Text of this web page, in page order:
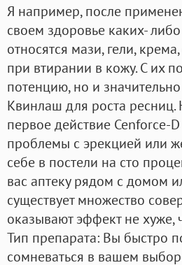
Я например, после
своем здоровье каких-
относятся мази, гели,
при втирании в кожу. С их
потенцию, но и
Квинлаш для роста ресниц.
первое действие Cenforce-
проблемы с эрекцией или
себе в постели на сто
вас аптеку рядом с домом
существует множество
оказывают эффект не хуже,
Тип препарата: Вы быстро
сомневаться в вашем